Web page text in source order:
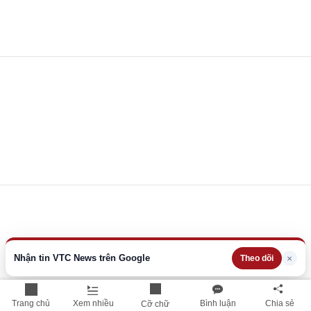
Trang chủ Xem nhiều Cỡ chữ Bình luận Chia sẻ
Nhận tin VTC News trên Google Theo dõi ×